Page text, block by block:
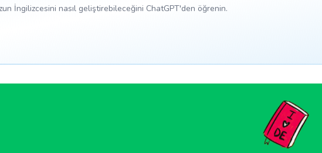
İngilizcesini nasıl geliştirebileceğini ChatGPT'den öğrenin.